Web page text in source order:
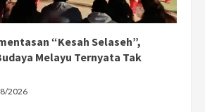
“Kesah Selaseh”,
Melayu Ternyata Tak
2026